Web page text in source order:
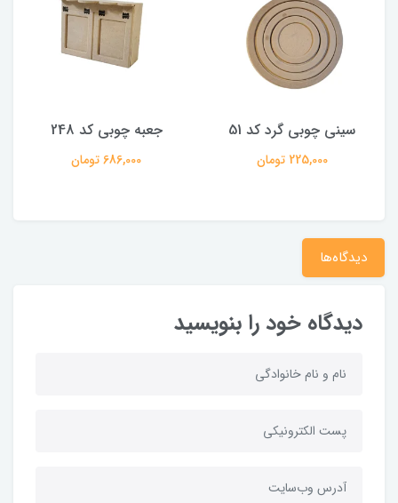
سینی چوبی گرد کد 51
225,000 تومان
جعبه چوبی کد 248
686,000 تومان
دیدگاه‌ها
دیدگاه خود را بنویسید